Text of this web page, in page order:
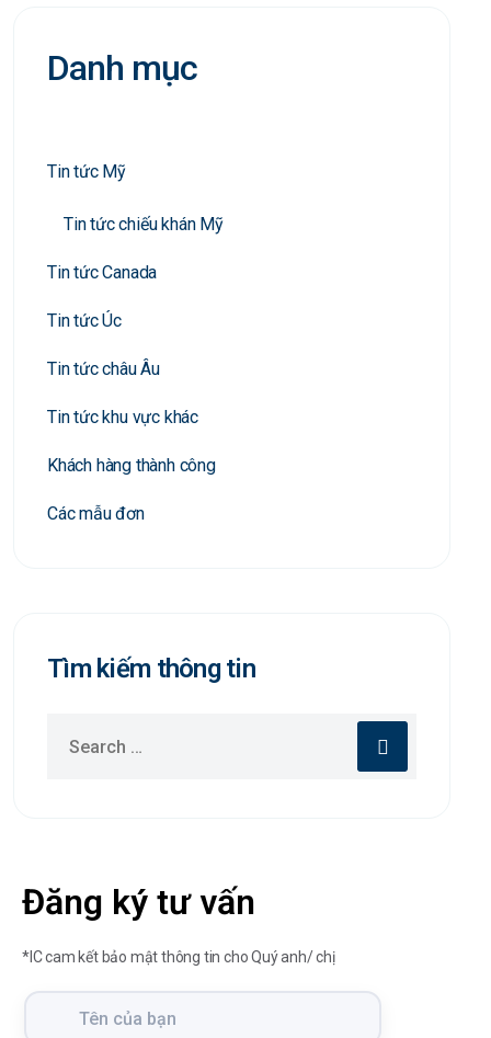
Danh mục
Tin tức Mỹ
Tin tức chiếu khán Mỹ
Tin tức Canada
Tin tức Úc
Tin tức châu Âu
Tin tức khu vực khác
Khách hàng thành công
Các mẫu đơn
Tìm kiếm thông tin
Đăng ký tư vấn
*IC cam kết bảo mật thông tin cho Quý anh/ chị